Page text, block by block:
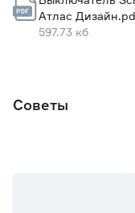
Атлас
597.73 кб
Советы